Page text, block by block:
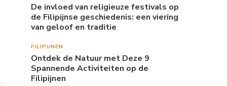
De invloed van religieuze festivals op
de Filipijnse geschiedenis: een viering
van geloof en traditie
FILIPIJNEN
Ontdek de Natuur met Deze 9
Spannende Activiteiten op de
Filipijnen